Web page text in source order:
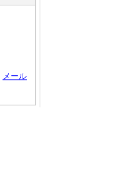
メール